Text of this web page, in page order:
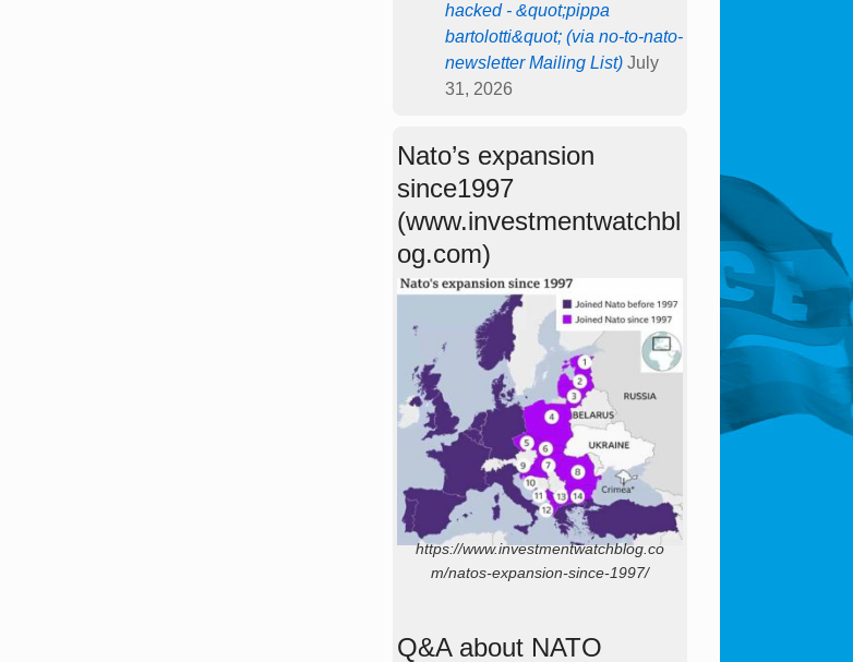
hacked - &quot;pippa
bartolotti&quot; (via no-to-nato-
newsletter Mailing List) July
31, 2026
Nato’s expansion
since1997
(www.investmentwatchbl
og.com)
https://www.investmentwatchblog.co
m/natos-expansion-since-1997/
Q&A about NATO